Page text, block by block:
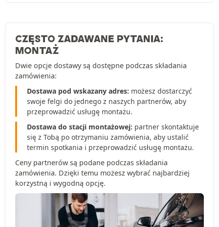
CZĘSTO ZADAWANE PYTANIA:
MONTAŻ
Dwie opcje dostawy są dostępne podczas składania
zamówienia:
Dostawa pod wskazany adres: możesz dostarczyć
swoje felgi do jednego z naszych partnerów, aby
przeprowadzić usługę montażu.
Dostawa do stacji montażowej: partner skontaktuje
się z Tobą po otrzymaniu zamówienia, aby ustalić
termin spotkania i przeprowadzić usługę montażu.
Ceny partnerów są podane podczas składania
zamówienia. Dzięki temu możesz wybrać najbardziej
korzystną i wygodną opcję.